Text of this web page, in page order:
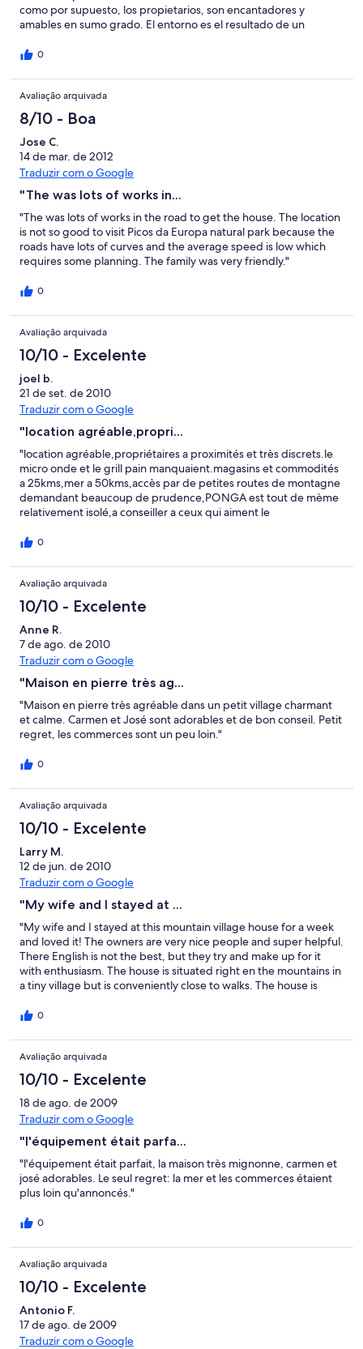
como por supuesto, los propietarios, son encantadores y
amables en sumo grado. El entorno es el resultado de un
Asturias en estado puro, tierra de naturaleza desbordada,
falta de microondas pero, encantados con la paz y belleza del
entorno no nos ha parecido nada importante. Manolo y
Eugenia."
0
Avaliação arquivada
8/10 - Boa
Jose C.
14 de mar. de 2012
Traduzir com o Google
"The was lots of works in...
"The was lots of works in the road to get the house. The location
is not so good to visit Picos da Europa natural park because the
roads have lots of curves and the average speed is low which
requires some planning. The family was very friendly."
0
Avaliação arquivada
10/10 - Excelente
joel b.
21 de set. de 2010
Traduzir com o Google
"location agréable,propri...
"location agréable,propriétaires a proximités et très discrets.le
micro onde et le grill pain manquaient.magasins et commodités
a 25kms,mer a 50kms,accès par de petites routes de montagne
demandant beaucoup de prudence,PONGA est tout de mème
relativement isolé,a conseiller a ceux qui aiment le
0
Avaliação arquivada
10/10 - Excelente
Anne R.
7 de ago. de 2010
Traduzir com o Google
"Maison en pierre très ag...
"Maison en pierre très agréable dans un petit village charmant
et calme. Carmen et José sont adorables et de bon conseil. Petit
regret, les commerces sont un peu loin."
0
Avaliação arquivada
10/10 - Excelente
Larry M.
12 de jun. de 2010
Traduzir com o Google
"My wife and I stayed at ...
"My wife and I stayed at this mountain village house for a week
and loved it! The owners are very nice people and super helpful.
There English is not the best, but they try and make up for it
with enthusiasm. The house is situated right en the mountains in
a tiny village but is conveniently close to walks. The house is
quite a lot and this was a really good find, worth the money for
0
Avaliação arquivada
10/10 - Excelente
18 de ago. de 2009
Traduzir com o Google
"l'équipement était parfa...
"l'équipement était parfait, la maison très mignonne, carmen et
josé adorables. Le seul regret: la mer et les commerces étaient
plus loin qu'annoncés."
0
Avaliação arquivada
10/10 - Excelente
Antonio F.
17 de ago. de 2009
Traduzir com o Google